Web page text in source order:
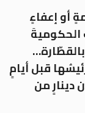
أو إعفاءٍ
الحكوميةَ
قبل أيامٍ
بتغطية 100 مليون دينارٍ من